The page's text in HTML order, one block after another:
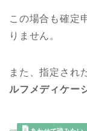
この場合も確定
りません。
また、指定され
ルフメディケー